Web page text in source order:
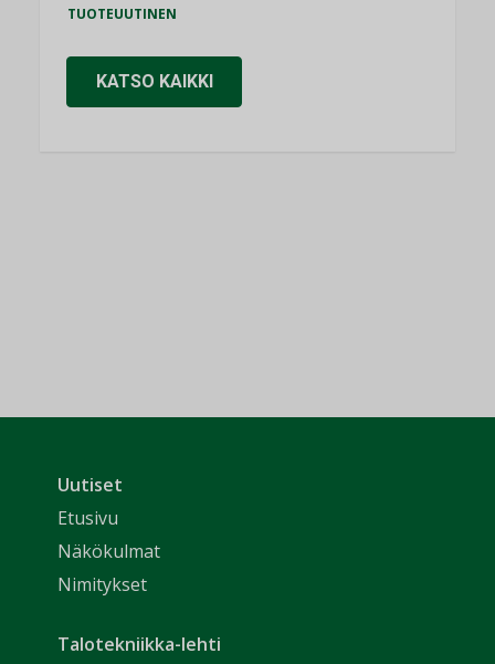
TUOTEUUTINEN
KATSO KAIKKI
Uutiset
Etusivu
Näkökulmat
Nimitykset
Talotekniikka-lehti